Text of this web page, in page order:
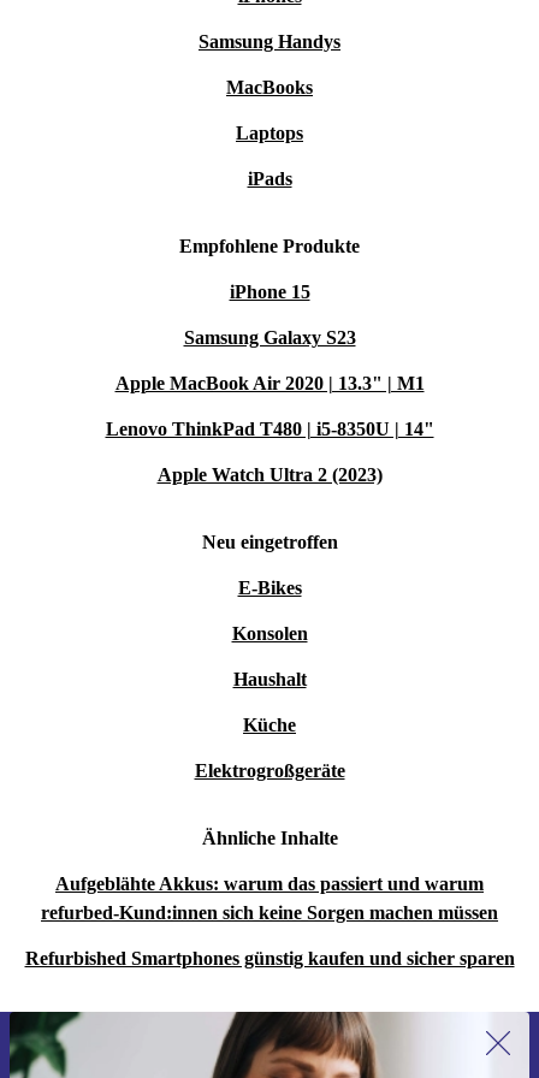
Samsung Handys
MacBooks
Laptops
iPads
Empfohlene Produkte
iPhone 15
Samsung Galaxy S23
Apple MacBook Air 2020 | 13.3" | M1
Lenovo ThinkPad T480 | i5-8350U | 14"
Apple Watch Ultra 2 (2023)
Neu eingetroffen
E-Bikes
Konsolen
Haushalt
Küche
Elektrogroßgeräte
Ähnliche Inhalte
Aufgeblähte Akkus: warum das passiert und warum
refurbed-Kund:innen sich keine Sorgen machen müssen
Refurbished Smartphones günstig kaufen und sicher sparen
Erstmals zum Newsletter anmelden,